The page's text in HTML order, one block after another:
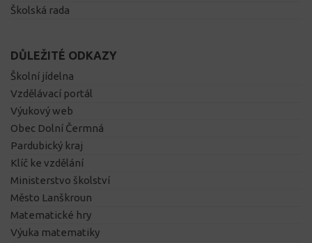
Školská rada
DŮLEŽITÉ ODKAZY
Školní jídelna
Vzdělávací portál
Výukový web
Obec Dolní Čermná
Pardubický kraj
Klíč ke vzdělání
Ministerstvo školství
Město Lanškroun
Matematické hry
Výuka matematiky